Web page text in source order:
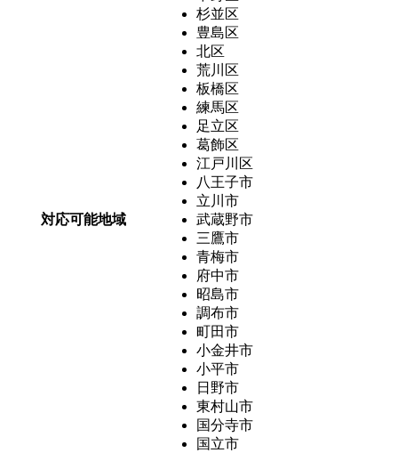
対応可能地域
杉並区
豊島区
北区
荒川区
板橋区
練馬区
足立区
葛飾区
江戸川区
八王子市
立川市
武蔵野市
三鷹市
青梅市
府中市
昭島市
調布市
町田市
小金井市
小平市
日野市
東村山市
国分寺市
国立市